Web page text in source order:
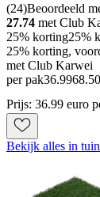
(24)Beoordeeld
27.74 met Club
25% korting25%
25% korting,
met Club Karwei
per pak36.99
Prijs: 36.99 euro
Bekijk alles in